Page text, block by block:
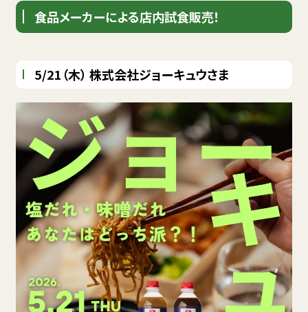
食品メーカーによる店内試食販売！
5/21（木） 株式会社ジョーキュウさま